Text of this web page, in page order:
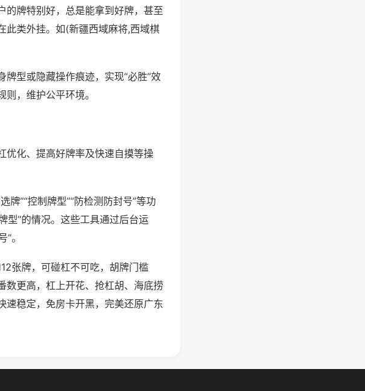
的牌特别好，总是能拿到好牌，甚至
此类外挂。如(新疆西域麻将,西域棋
型或隐藏操作痕迹，实现“必胜”效
，维护公平环境。
优化、提高好牌率及快速自摸等操
”“控制牌型”“防检测防封号”等功
型”的情况。这些工具通过后台运
。
张牌，可碰杠不可吃，胡牌门槛
数更高，杠上开花、抢杠胡、海底捞
速稳定，免房卡开黑，完美还原广东